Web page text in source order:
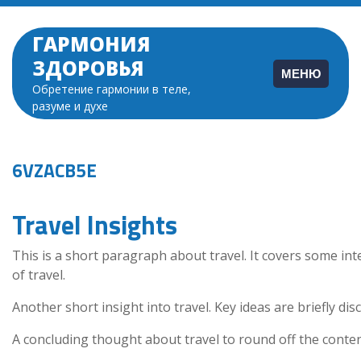
Перейти
содержимому
ГАРМОНИЯ
ЗДОРОВЬЯ
Обретение гармонии в теле,
разуме и духе
МЕНЮ
6VZACB5E
Travel Insights
This is a short paragraph about travel. It covers some
of travel.
Another short insight into travel. Key ideas are briefly
A concluding thought about travel to round off the